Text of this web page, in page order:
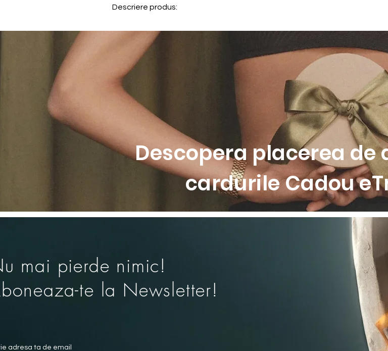
Descriere produs:
Modelul GO Crush Hipster este disponibil in seturi practice, oferindu-ti
modern si delicat imbina stilul cu o senzatie fina si relaxata pe tot parcursul
• Set de 3 chiloti tip hipster
• Laterale adanci si acoperire completa la spate
• Bumbac organic certificat, extrem de moale
• Margini elastice din dantela pentru o potrivire avantajoasa
• Combinatie de imprimeuri sloggi si culori tonale
Descopera placerea de
cardurile Cadou
mai pierde nimic!
te la Newsletter!